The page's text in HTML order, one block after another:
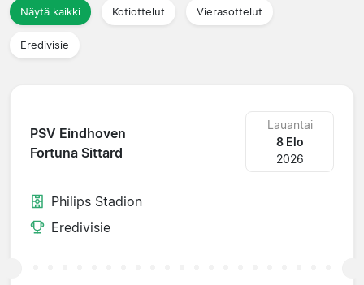
Näytä kaikki Kotiottelut Vierasottelut
Eredivisie
PSV Eindhoven
Fortuna Sittard
Lauantai
8 Elo
2026
Philips Stadion
Eredivisie